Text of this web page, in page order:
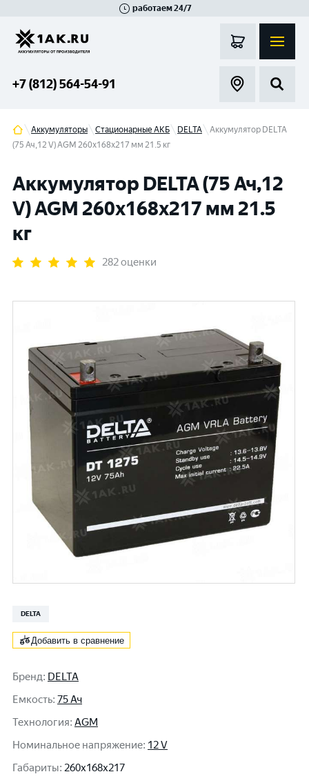
работаем 24/7
+7 (812) 564-54-91
Аккумуляторы Стационарные АКБ DELTA
Аккумулятор DELTA
(75 Ач,12 V) AGM 260x168x217 мм 21.5 кг
Аккумулятор DELTA (75 Ач,12
V) AGM 260x168x217 мм 21.5
кг
282 оценки
DELTA
Добавить в сравнение
Бренд: DELTA
Емкость: 75 Ач
Технология: AGM
Номинальное напряжение: 12 V
Габариты: 260x168x217
Гатчина